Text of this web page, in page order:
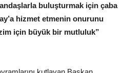
buluşturmak için çaba
hizmet etmenin onurunu
için büyük bir mutluluk”